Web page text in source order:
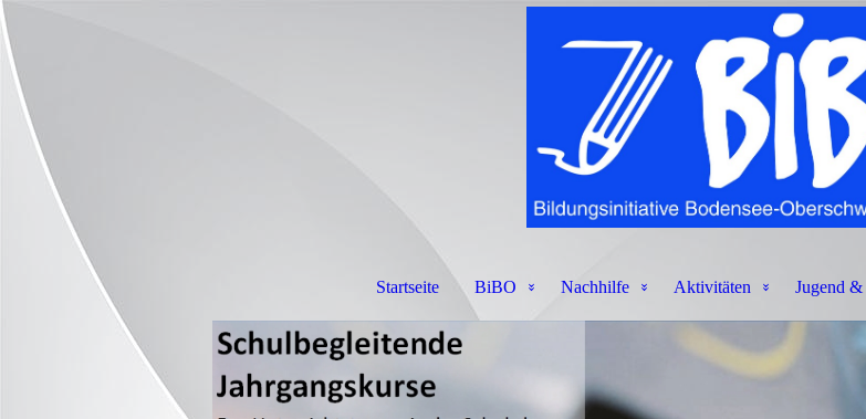
Startseite BiBO Nachhilfe Aktivitäten Jugend